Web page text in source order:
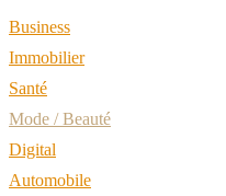
Business
Immobilier
Santé
Mode / Beauté
Digital
Automobile